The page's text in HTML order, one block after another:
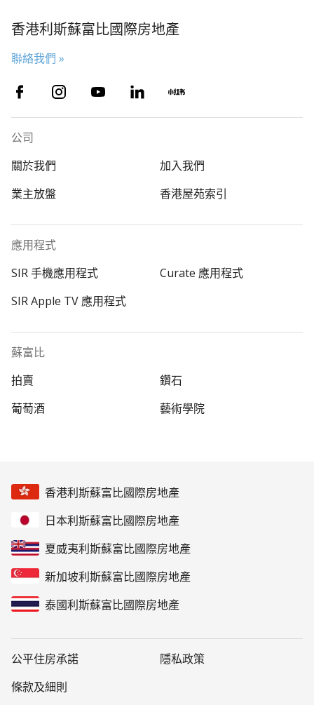
香港利斯蘇富比國際房地產
聯絡我們 »
公司
關於我們
加入我們
業主放盤
香港屋苑索引
應用程式
SIR 手機應用程式
Curate 應用程式
SIR Apple TV 應用程式
蘇富比
拍賣
鑽石
葡萄酒
藝術學院
香港利斯蘇富比國際房地產
日本利斯蘇富比國際房地產
夏威夷利斯蘇富比國際房地產
新加坡利斯蘇富比國際房地產
泰國利斯蘇富比國際房地產
公平住房承諾
隱私政策
條款及細則